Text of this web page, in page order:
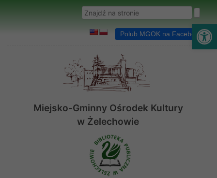
Wyszukaj w serwisie
Polub MGOK na Facebooku
Miejsko-Gminny Ośrodek Kultury
w Żelechowie